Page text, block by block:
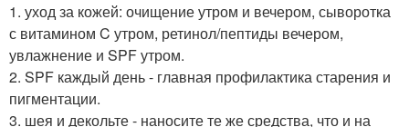
1. уход за кожей: очищение утром и вечером, сыворотка
с витамином C утром, ретинол/пептиды вечером,
увлажнение и SPF утром.
2. SPF каждый день - главная профилактика старения и
пигментации.
3. шея и декольте - наносите те же средства, что и на